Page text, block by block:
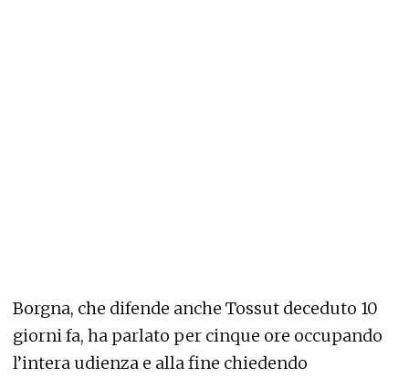
Borgna, che difende anche Tossut deceduto 10
giorni fa, ha parlato per cinque ore occupando
l’intera udienza e alla fine chiedendo